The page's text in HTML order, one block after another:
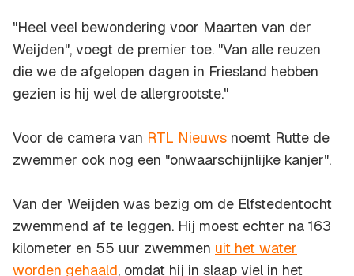
"Heel veel bewondering voor Maarten van der
Weijden", voegt de premier toe. "Van alle reuzen
die we de afgelopen dagen in Friesland hebben
gezien is hij wel de allergrootste."
Voor de camera van RTL Nieuws noemt Rutte de
zwemmer ook nog een "onwaarschijnlijke kanjer".
Van der Weijden was bezig om de Elfstedentocht
zwemmend af te leggen. Hij moest echter na 163
kilometer en 55 uur zwemmen uit het water
worden gehaald, omdat hij in slaap viel in het